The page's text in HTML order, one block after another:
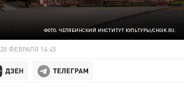
ФОТО: ЧЕЛЯБИНСКИЙ ИНСТИТУТ КУЛЬТУРЫ/CHGIK.RU.
20 ФЕВРАЛЯ 14:45